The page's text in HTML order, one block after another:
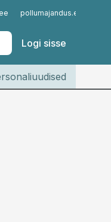
pollumajandus.ee
Logi sisse